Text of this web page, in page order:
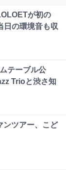
が初の
の環境音も収
テーブル公
Trioと渋さ知
ンツアー、こど